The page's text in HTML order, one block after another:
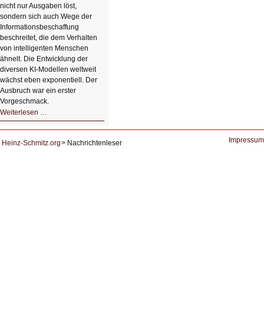
nicht nur Ausgaben löst,
sondern sich auch Wege der
Informationsbeschaffung
beschreitet, die dem Verhalten
von intelligenten Menschen
ähnelt. Die Entwicklung der
diversen KI-Modellen weltweit
wächst eben exponentiell. Der
Ausbruch war ein erster
Vorgeschmack.
Weiterlesen …
Der
KI
Heinz-Schmitz.org Nachrichtenleser Impressum